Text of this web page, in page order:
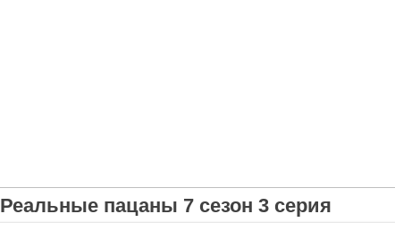
Реальные пацаны 7 сезон 3 серия